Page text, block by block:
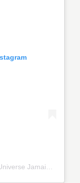
Una publicación compartida de Miss Universe Jamaica (@officialmissuniversejamaica)